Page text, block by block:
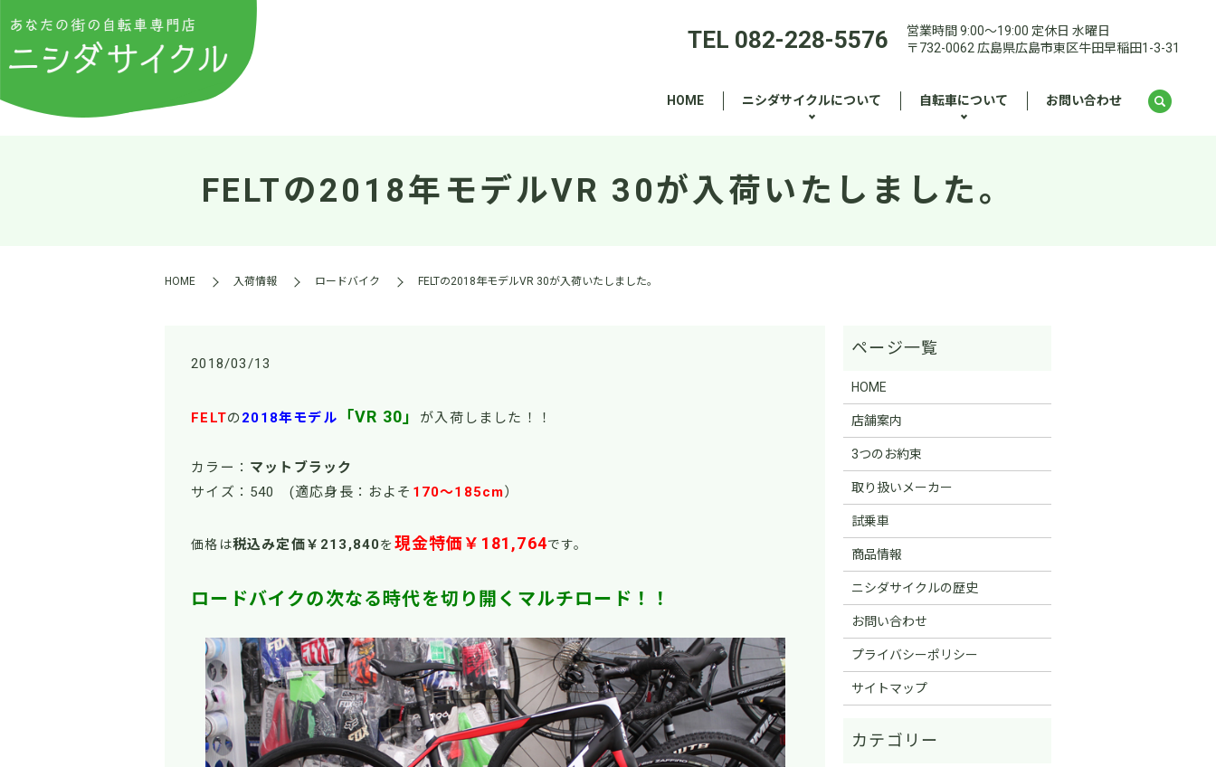
TEL 082-228-5576
営業時間 9:00～19:00 定休日 水曜日
〒732-0062 広島県広島市東区牛田早稲田1-3-31
HOME ニシダサイクルについて 自転車について お問い合わせ
FELTの2018年モデルVR 30が入荷いたしました。
HOME 入荷情報 ロードバイク FELTの2018年モデルVR 30が入荷いたしました。
2018/03/13
FELTの 2018年モデル 「VR 30」 が入荷しました！！
カラー： マットブラック
サイズ：540 (適応身長：およそ 170～185cm）
価格は税込み定価￥213,840を現金特価￥181,764です。
ロードバイクの次なる時代を切り開くマルチロード！！
HOME
店舗案内
3つのお約束
取り扱いメーカー
試乗車
商品情報
ニシダサイクルの歴史
お問い合わせ
プライバシーポリシー
サイトマップ